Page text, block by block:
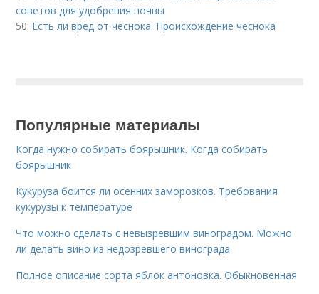
советов для удобрения почвы
50. Есть ли вред от чеснока. Происхождение чеснока
Популярные материалы
Когда нужно собирать боярышник. Когда собирать
боярышник
Кукуруза боится ли осенних заморозков. Требования
кукурузы к температуре
Что можно сделать с невызревшим виноградом. Можно
ли делать вино из недозревшего винограда
Полное описание сорта яблок антоновка. Обыкновенная